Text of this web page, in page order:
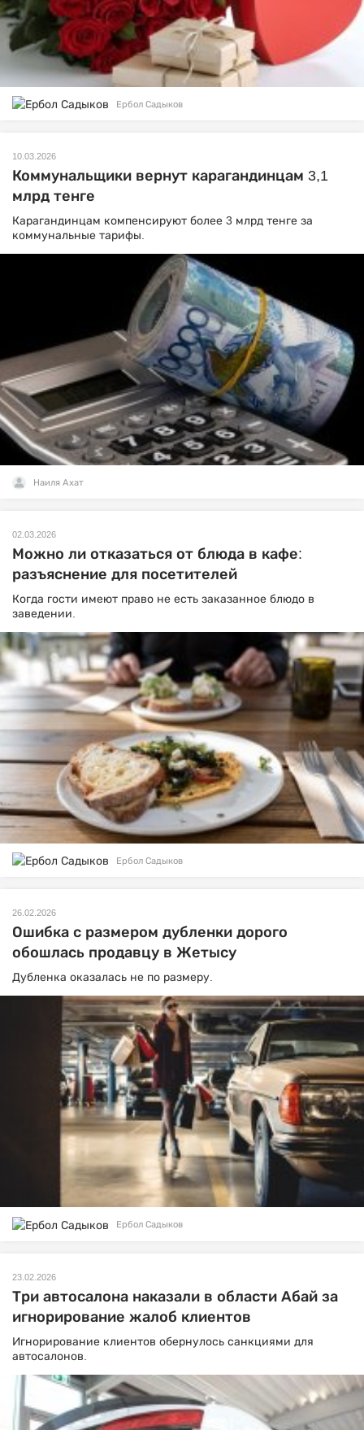
Ербол Садыков
10.03.2026
Коммунальщики вернут карагандинцам 3,1
млрд тенге
Карагандинцам компенсируют более 3 млрд тенге за
коммунальные тарифы.
Наиля Ахат
02.03.2026
Можно ли отказаться от блюда в кафе:
разъяснение для посетителей
Когда гости имеют право не есть заказанное блюдо в
заведении.
Ербол Садыков
26.02.2026
Ошибка с размером дубленки дорого
обошлась продавцу в Жетысу
Дубленка оказалась не по размеру.
Ербол Садыков
23.02.2026
Три автосалона наказали в области Абай за
игнорирование жалоб клиентов
Игнорирование клиентов обернулось санкциями для
автосалонов.